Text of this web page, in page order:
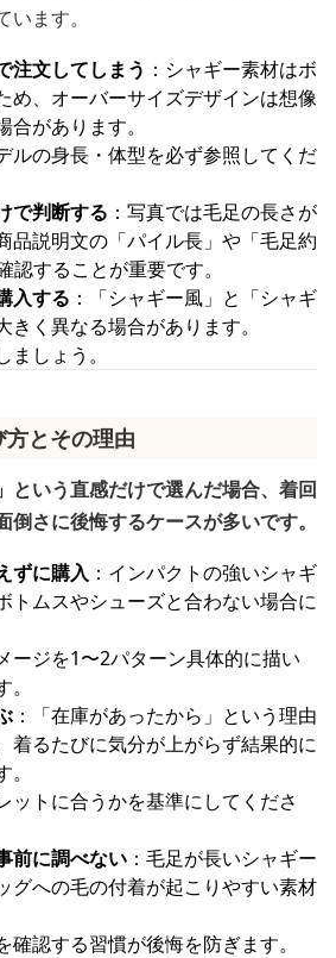
ます。
注文してしまう ：シャギー素材はボ
め、オーバーサイズデザインは想像
があります。
ルの身長・体型を必ず参照してくだ
で判断する ：写真では毛足の長さが
品説明文の「パイル長」や「毛足約
することが重要です。
入する ：「シャギー風」と「シャギ
く異なる場合があります。
しょう。
とその理由
という直感だけで選んだ場合、着回
倒さに後悔するケースが多いです。
ずに購入 ：インパクトの強いシャギ
トムスやシューズと合わない場合に
ージを1〜2パターン具体的に描い
：「在庫があったから」という理由
着るたびに気分が上がらず結果的に
ットに合うかを基準にしてくださ
前に調べない ：毛足が長いシャギー
グへの毛の付着が起こりやすい素材
認する習慣が後悔を防ぎます。